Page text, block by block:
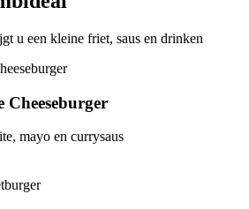
u een kleine friet, saus en drinken
Cheeseburger
mayo en currysaus